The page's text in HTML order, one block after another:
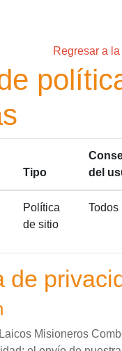
Regresar a
Tipo
del
Política
de sitio
Todos
de
Misioneros